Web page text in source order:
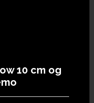
10 cm og